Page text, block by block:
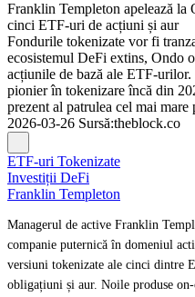
Franklin Templeton apelează la
cinci ETF-uri de acțiuni și aur
Fondurile tokenizate vor fi
ecosistemul DeFi extins, Ondo
acțiunile de bază ale ETF-
pionier în tokenizare încă din
prezent al patrulea cel mai
2026-03-26 Sursă:theblock.co
ETF-uri Tokenizate
Investiții DeFi
Franklin Templeton
Managerul de active Franklin
companie puternică în domeniul
versiuni tokenizate ale cinci dintre
obligațiuni și aur. Noile produse